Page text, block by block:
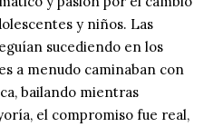
y niños. Las
sucediendo en los
a menudo caminaban con
bailando mientras
el compromiso fue real,